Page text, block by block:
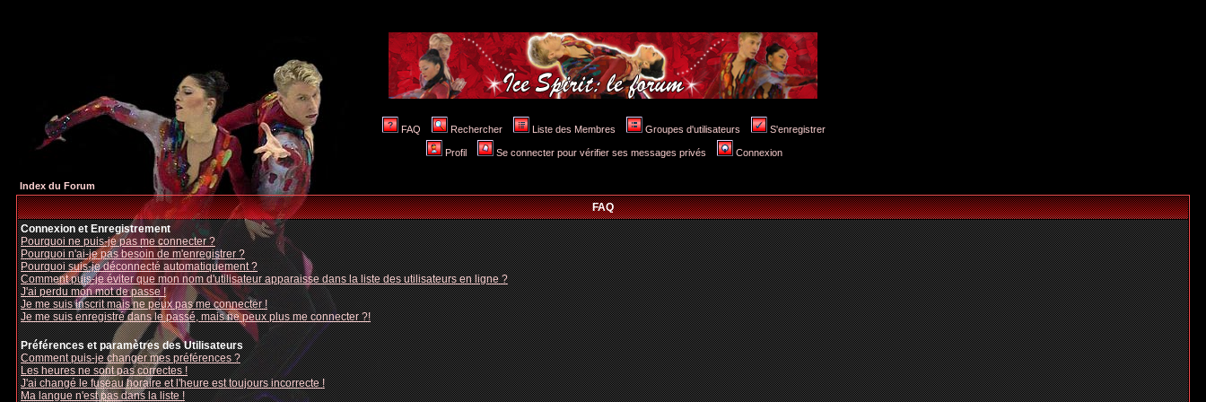
FAQ Rechercher Liste des Membres Groupes d'utilisateurs S'enregistrer
Profil Se connecter pour vérifier ses messages privés Connexion
Index du Forum
FAQ
Connexion et Enregistrement
Pourquoi ne puis-je pas me connecter ?
Pourquoi n'ai-je pas besoin de m'enregistrer ?
Pourquoi suis-je déconnecté automatiquement ?
Comment puis-je éviter que mon nom d'utilisateur apparaisse dans la liste des utilisateurs en ligne ?
J'ai perdu mon mot de passe !
Je me suis inscrit mais ne peux pas me connecter !
Je me suis enregistré dans le passé, mais ne peux plus me connecter ?!
Préférences et paramètres des Utilisateurs
Comment puis-je changer mes préférences ?
Les heures ne sont pas correctes !
J'ai changé le fuseau horaire et l'heure est toujours incorrecte !
Ma langue n'est pas dans la liste !